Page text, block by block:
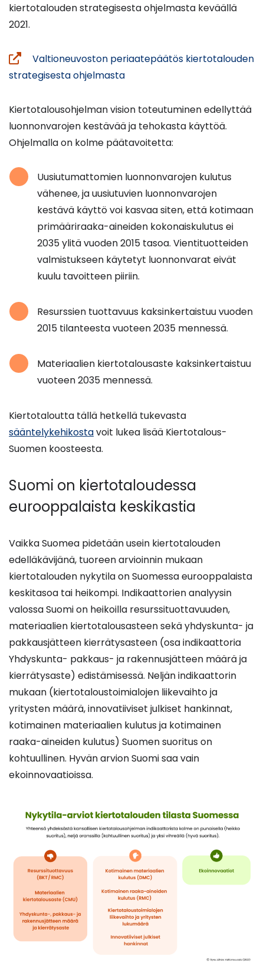
kiertotalouden strategisesta ohjelmasta keväällä
2021.
Valtioneuvoston periaatepäätös kiertotalouden
strategisesta ohjelmasta(avautuu
ikkunaan,
siirryt
toiseen
Kiertotalousohjelman vision toteutuminen edellyttää
luonnonvarojen kestävää ja tehokasta käyttöä.
Ohjelmalla on kolme päätavoitetta:
Uusiutumattomien luonnonvarojen kulutus
vähenee, ja uusiutuvien luonnonvarojen
kestävä käyttö voi kasvaa siten, että kotimaan
primääriraaka-aineiden kokonaiskulutus ei
2035 ylitä vuoden 2015 tasoa. Vientituotteiden
valmistukseen käytetyt luonnonvarat eivät
kuulu tavoitteen piiriin.
Resurssien tuottavuus kaksinkertaistuu vuoden
2015 tilanteesta vuoteen 2035 mennessä.
Materiaalien kiertotalousaste kaksinkertaistuu
vuoteen 2035 mennessä.
Kiertotaloutta tällä hetkellä tukevasta
sääntelykehikostavoit lukea lisää Kiertotalous-
Suomen koosteesta.
Suomi on kiertotaloudessa
eurooppalaista keskikastia
Vaikka Suomea pidetään usein kiertotalouden
edelläkävijänä, tuoreen arvioinnin mukaan
kiertotalouden nykytila on Suomessa eurooppalaista
keskitasoa tai heikompi. Indikaattorien analyysin
valossa Suomi on heikoilla resurssituottavuuden,
materiaalien kiertotalousasteen sekä yhdyskunta- ja
pakkausjätteen kierrätysasteen (osa indikaattoria
Yhdyskunta- pakkaus- ja rakennusjätteen määrä ja
kierrätysaste) edistämisessä. Neljän indikaattorin
mukaan (kiertotaloustoimialojen liikevaihto ja
yritysten määrä, innovatiiviset julkiset hankinnat,
kotimainen materiaalien kulutus ja kotimainen
raaka-aineiden kulutus) Suomen suoritus on
kohtuullinen. Hyvän arvion Suomi saa vain
ekoinnovaatioissa.